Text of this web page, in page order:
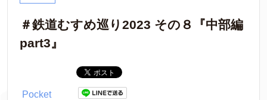
＃鉄道むすめ巡り2023 その８『中部編
part3』
Pocket